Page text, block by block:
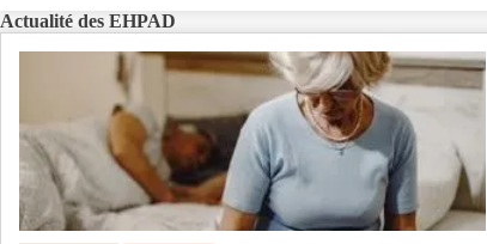
EHPAD Troyes
Recherche par ville
Actualité des EHPAD